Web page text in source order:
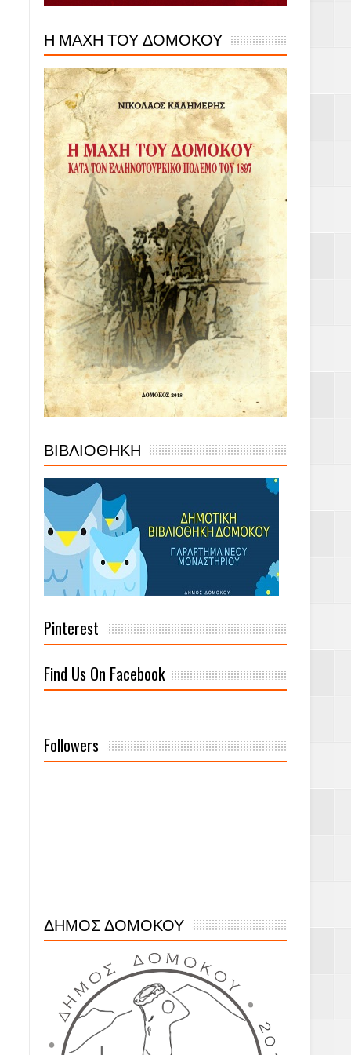
Η ΜΑΧΗ ΤΟΥ ΔΟΜΟΚΟΥ
ΒΙΒΛΙΟΘΗΚΗ
Pinterest
Find Us On Facebook
Followers
ΔΗΜΟΣ ΔΟΜΟΚΟΥ